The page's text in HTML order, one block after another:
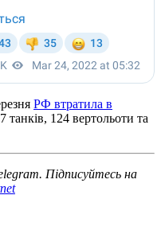
РФ втратила в
танків, 124 вертольоти та
Підписуйтесь на